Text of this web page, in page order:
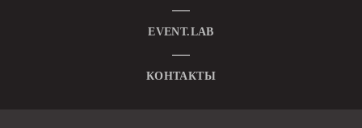
EVENT.LAB
КОНТАКТЫ